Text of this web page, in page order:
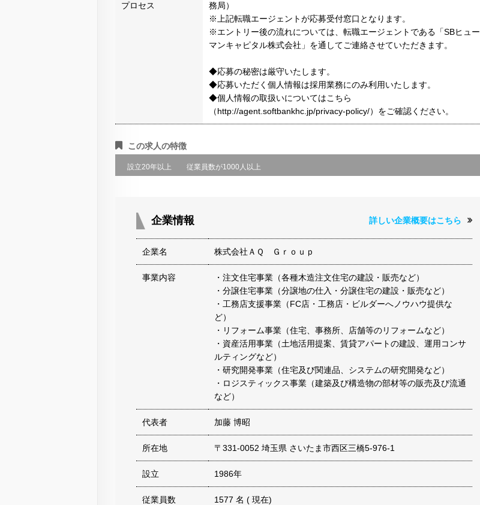
プロセス
務局）
※上記転職エージェントが応募受付窓口となります。
※エントリー後の流れについては、転職エージェントである「SBヒュー
マンキャピタル株式会社」を通してご連絡させていただきます。
◆応募の秘密は厳守いたします。
◆応募いただく個人情報は採用業務にのみ利用いたします。
◆個人情報の取扱いについてはこちら
（http://agent.softbankhc.jp/privacy-policy/）をご確認ください。
この求人の特徴
設立20年以上 従業員数が1000人以上
企業情報 詳しい企業概要はこちら
企業名 株式会社ＡＱ Ｇｒｏｕｐ
事業内容
・注文住宅事業（各種木造注文住宅の建設・販売など）
・分譲住宅事業（分譲地の仕入・分譲住宅の建設・販売など）
・工務店支援事業（FC店・工務店・ビルダーへノウハウ提供な
ど）
・リフォーム事業（住宅、事務所、店舗等のリフォームなど）
・資産活用事業（土地活用提案、賃貸アパートの建設、運用コンサ
ルティングなど）
・研究開発事業（住宅及び関連品、システムの研究開発など）
・ロジスティックス事業（建築及び構造物の部材等の販売及び流通
など）
代表者 加藤 博昭
所在地 〒331-0052 埼玉県 さいたま市西区三橋5-976-1
設立 1986年
従業員数 1577 名 ( 現在)